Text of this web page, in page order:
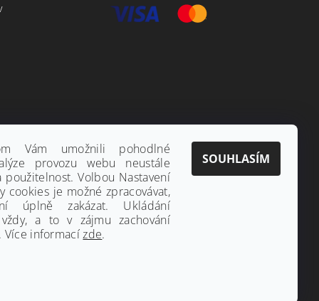
Vám umožnili pohodlné
provozu webu neustále
Volbou Nastavení
cookies je možné zpracovávat,
úplně zakázat. Ukládání
a to v zájmu zachování
Více informacízde.
SOUHLASÍM